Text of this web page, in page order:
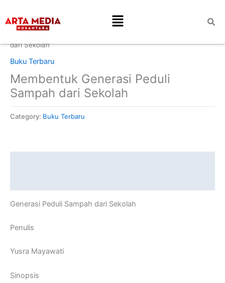
content
Menu
Home/Buku Terbaru
dari Sekolah
Buku Terbaru
Membentuk Generasi Peduli
Sampah dari Sekolah
Category: Buku Terbaru
Generasi Peduli Sampah dari Sekolah
Penulis
Yusra Mayawati
Sinopsis